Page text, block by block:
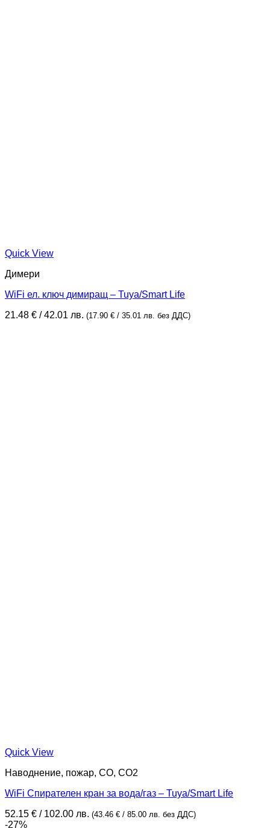
Quick View
Димери
WiFi ел. ключ димиращ – Tuya/Smart Life
21.48 € / 42.01 лв. (17.90 € / 35.01 лв. без ДДС)
Quick View
Наводнение, пожар, CO, CO2
WiFi Спирателен кран за вода/газ – Tuya/Smart Life
52.15 € / 102.00 лв. (43.46 € / 85.00 лв. без ДДС)
-27%